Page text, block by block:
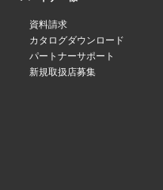
資料請求
カタログダウンロード
パートナーサポート
新規取扱店募集